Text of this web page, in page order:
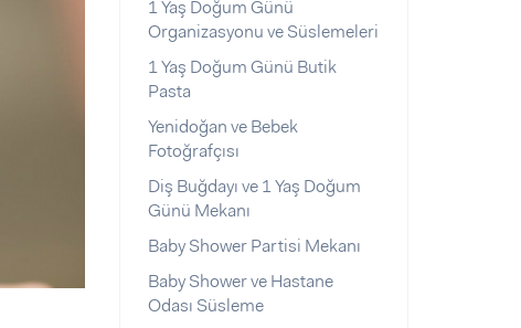
1 Yaş Doğum Günü
Organizasyonu ve Süslemeleri
1 Yaş Doğum Günü Butik
Pasta
Yenidoğan ve Bebek
Fotoğrafçısı
Diş Buğdayı ve 1 Yaş Doğum
Günü Mekanı
Baby Shower Partisi Mekanı
Baby Shower ve Hastane
Odası Süsleme